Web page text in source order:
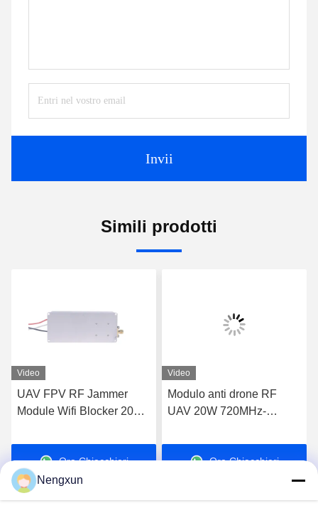
Invii
Simili prodotti
Video
UAV FPV RF Jammer
Module Wifi Blocker 20W
Ora Chiacchieri
Video
Modulo anti drone RF
UAV 20W 720MHz-
Drone Wifi Bluetooth
JammerOra Chiacchieri
Nengxun